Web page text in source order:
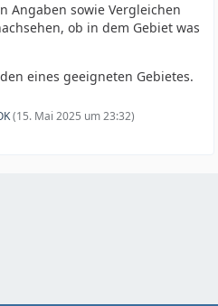
Angaben sowie Vergleichen
ob in dem Gebiet was
eines geeigneten Gebietes.
(15. Mai 2025 um 23:32)